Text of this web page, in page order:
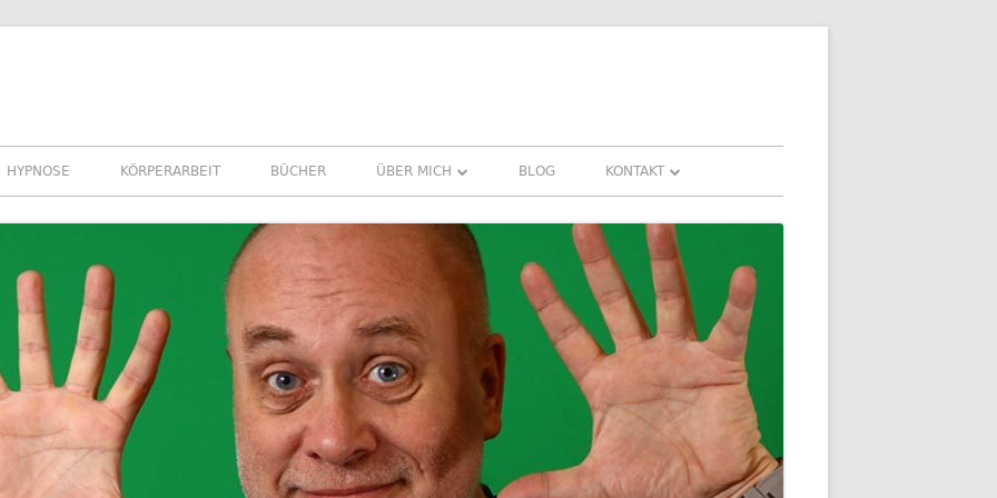
HYPNOSE KÖRPERARBEIT BÜCHER ÜBER MICH
REFERENZEN ERFAHRUNGEN UND
NEWSLETTER
BLOG KONTAKT
DOWNLOADS
FAQ
DATENSCHUTZ
IMPRESSUM